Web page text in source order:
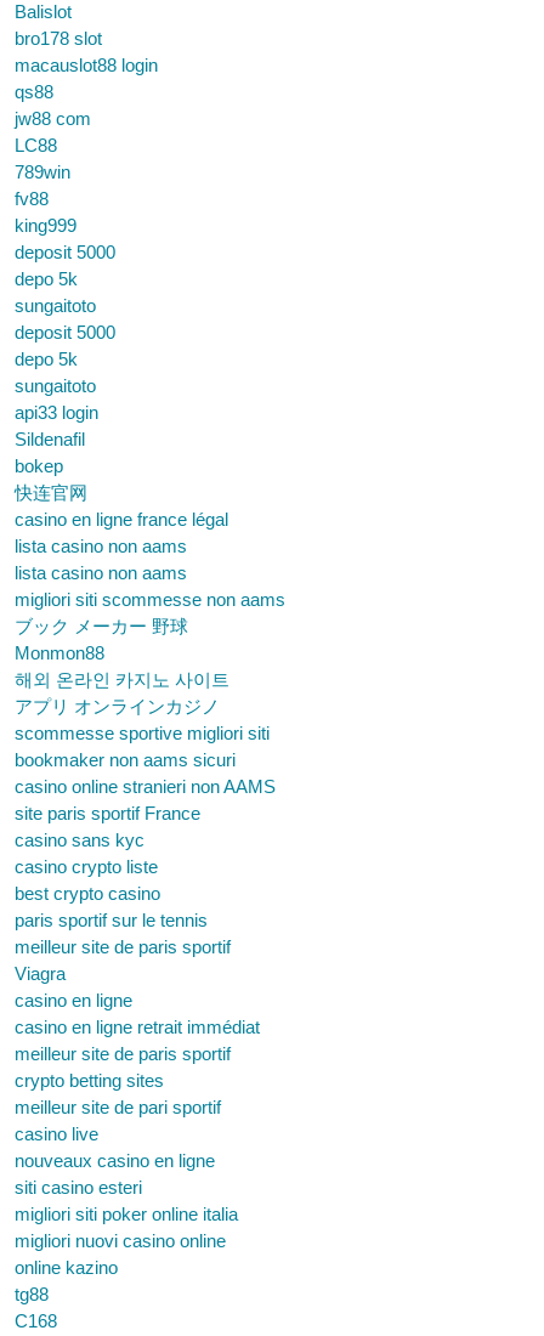
Balislot
bro178 slot
macauslot88 login
qs88
jw88 com
LC88
789win
fv88
king999
deposit 5000
depo 5k
sungaitoto
deposit 5000
depo 5k
sungaitoto
api33 login
Sildenafil
bokep
快连官网
casino en ligne france légal
lista casino non aams
lista casino non aams
migliori siti scommesse non aams
ブック メーカー 野球
Monmon88
해외 온라인 카지노 사이트
アプリ オンラインカジノ
scommesse sportive migliori siti
bookmaker non aams sicuri
casino online stranieri non AAMS
site paris sportif France
casino sans kyc
casino crypto liste
best crypto casino
paris sportif sur le tennis
meilleur site de paris sportif
Viagra
casino en ligne
casino en ligne retrait immédiat
meilleur site de paris sportif
crypto betting sites
meilleur site de pari sportif
casino live
nouveaux casino en ligne
siti casino esteri
migliori siti poker online italia
migliori nuovi casino online
online kazino
tg88
C168